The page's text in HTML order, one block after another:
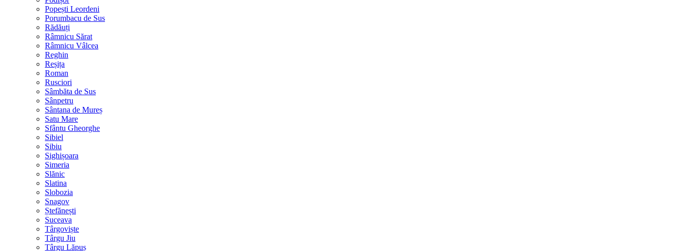
Popești Leordeni
Porumbacu de Sus
Rădăuți
Râmnicu Sărat
Râmnicu Vâlcea
Reghin
Reșița
Roman
Rusciori
Sâmbăta de Sus
Sânpetru
Sântana de Mureș
Satu Mare
Sfântu Gheorghe
Sibiel
Sibiu
Sighișoara
Simeria
Slănic
Slatina
Slobozia
Snagov
Ștefănești
Suceava
Târgoviște
Târgu Jiu
Târgu Lăpuș